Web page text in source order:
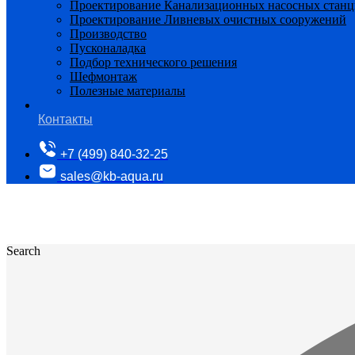
Проектирование Канализационных насосных
Проектирование Ливневых очистных сооружений
Производство
Пусконаладка
Подбор технического решения
Шефмонтаж
Полезные материалы
Контакты
+7 (499) 840-32-25
sales@kb-aqua.ru
Search